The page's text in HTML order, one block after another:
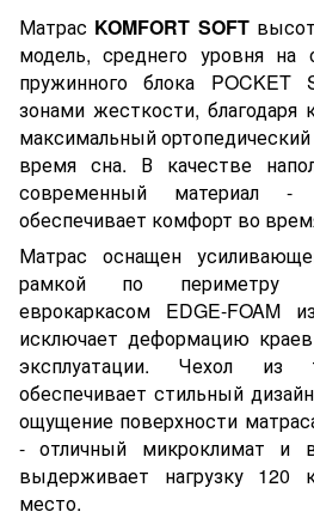
Матрас KOMFORT SOFT
модель, среднего уровня на
пружинного блока
зонами жесткости, благодаря
максимальный
время сна. В качестве
современный материал -
обеспечивает комфорт во
Матрас оснащен
рамкой по периметру
еврокаркасом EDGE-FOAM
исключает деформацию
эксплуатации. Чехол из
обеспечивает стильный
ощущение поверхности
- отличный микроклимат и
выдерживает нагрузку 120
место.